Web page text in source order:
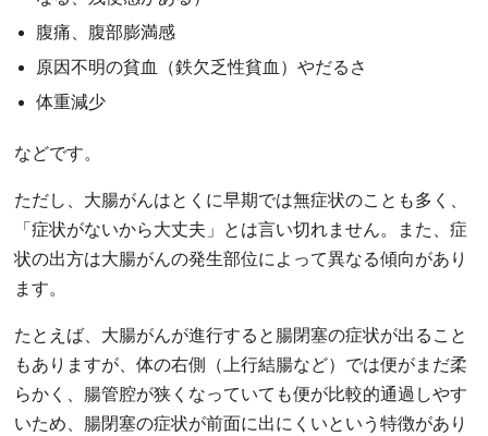
腹痛、腹部膨満感
原因不明の貧血（鉄欠乏性貧血）やだるさ
体重減少
などです。
ただし、大腸がんはとくに早期では無症状のことも多く、
「症状がないから大丈夫」とは言い切れません。また、症
状の出方は大腸がんの発生部位によって異なる傾向があり
ます。
たとえば、大腸がんが進行すると腸閉塞の症状が出ること
もありますが、体の右側（上行結腸など）では便がまだ柔
らかく、腸管腔が狭くなっていても便が比較的通過しやす
いため、腸閉塞の症状が前面に出にくいという特徴があり